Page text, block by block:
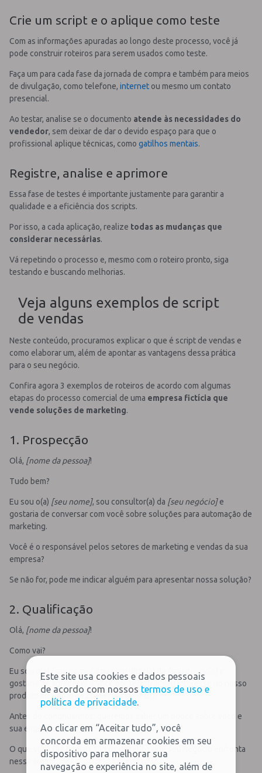
Crie um script e o aplique como teste
Com as informações apuradas ao longo deste processo, você já
pode construir roteiros para serem usados como teste.
Faça um para cada fase da jornada de compra e também para meios
de divulgação, como telefone, internet ou mesmo um contato
presencial.
Ao testar, analise se o documento atende às necessidades do
vendedor, sem deixar de dar o devido espaço para que o
profissional aplique técnicas, como gatilhos mentais.
Registre, analise e aprimore
Essa fase de testes é importante justamente para garantir a
qualidade e a eficiência dos scripts.
Por isso, a cada aplicação, realize todas as mudanças que
considerar necessárias.
Vá repetindo o processo e, mesmo com o roteiro pronto, siga
testando e buscando melhorias.
Veja alguns exemplos de script
de vendas
Neste conteúdo, procuramos explicar o que é script de vendas e
como elaborar um, além de apontar as vantagens dessa prática
para o seu negócio.
Confira agora 3 exemplos de roteiros de acordo com algumas
etapas do processo comercial de uma empresa fictícia que
vende soluções de marketing.
1. Prospecção
Olá, [nome da pessoa]!
Tudo bem?
Eu sou o(a) [seu nome], sou consultor(a) da [seu negócio]e
gostaria de conversar com você sobre soluções para automação de
marketing.
Você é o responsável pelos setores de marketing e vendas da sua
empresa?
Se não for, pode me indicar alguém para apresentar nossa solução?
2. Qualificação
Olá, [nome da pessoa]!
Como vai?
Eu sou o(a) [seu nome] , sou consultor(a) da [seu negócio]
gostaria de agradecer a você por registrar seu interesse no nosso
produto ao [meio de conversão do lead]
Antes de continuarmos, queremos saber um pouco sobre você e
sua empresa.
O que você faz e quais são os desafios que seu negócio enfrenta
nessa área?
Este site usa cookies e dados pessoais
de acordo com nossos termos de uso e
política de privacidade.
Ao clicar em “Aceitar tudo”, você
concorda em armazenar cookies em seu
dispositivo para melhorar sua
navegação e experiência no site, além de